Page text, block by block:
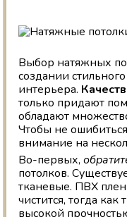
Выбор натяжных
создании
интерьера.
только придают
обладают
Чтобы не
внимание на
Во-первых,
потолков.
тканевые. ПВХ
чистится, тогда
высокой